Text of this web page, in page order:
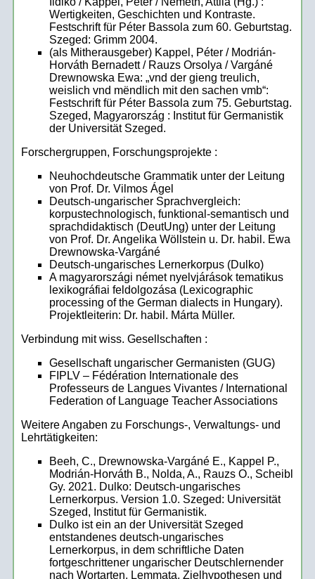
Wertigkeiten, Geschichten und Kontraste.
Festschrift für Péter Bassola zum 60. Geburtstag.
Szeged: Grimm 2004.
(als Mitherausgeber) Kappel, Péter / Modrián-
Horváth Bernadett / Rauzs Orsolya / Vargáné
Drewnowska Ewa: „vnd der gieng treulich,
weislich vnd mëndlich mit den sachen vmb“:
Festschrift für Péter Bassola zum 75. Geburtstag.
Szeged, Magyarország : Institut für Germanistik
der Universität Szeged.
Forschergruppen, Forschungsprojekte :
Neuhochdeutsche Grammatik unter der Leitung
von Prof. Dr. Vilmos Ágel
Deutsch-ungarischer Sprachvergleich:
korpustechnologisch, funktional-semantisch und
sprachdidaktisch (DeutUng) unter der Leitung
von Prof. Dr. Angelika Wöllstein u. Dr. habil. Ewa
Drewnowska-Vargáné
Deutsch-ungarisches Lernerkorpus (Dulko)
A magyarországi német nyelvjárások tematikus
lexikográfiai feldolgozása (Lexicographic
processing of the German dialects in Hungary).
Projektleiterin: Dr. habil. Márta Müller.
Verbindung mit wiss. Gesellschaften :
Gesellschaft ungarischer Germanisten (GUG)
FIPLV – Fédération Internationale des
Professeurs de Langues Vivantes / International
Federation of Language Teacher Associations
Weitere Angaben zu Forschungs-, Verwaltungs- und
Lehrtätigkeiten:
Beeh, C., Drewnowska-Vargáné E., Kappel P.,
Modrián-Horváth B., Nolda, A., Rauzs O., Scheibl
Gy. 2021. Dulko: Deutsch-ungarisches
Lernerkorpus. Version 1.0. Szeged: Universität
Szeged, Institut für Germanistik.
Dulko ist ein an der Universität Szeged
entstandenes deutsch-ungarisches
Lernerkorpus, in dem schriftliche Daten
fortgeschrittener ungarischer Deutschlernender
nach Wortarten, Lemmata, Zielhypothesen und